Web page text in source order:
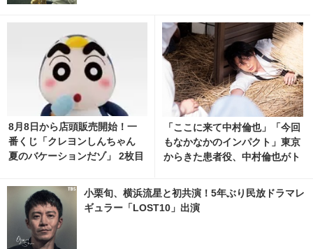
8月8日から店頭販売開始！一
番くじ「クレヨンしんちゃん
夏のバケーションだゾ」 2枚目
t
「ここに来て中村倫也」「今回
もなかなかのインパクト」東京
からきた患者役、中村倫也がト
小栗旬、横浜流星と初共演！5年ぶり民放ドラマレ
ギュラー「LOST10」出演